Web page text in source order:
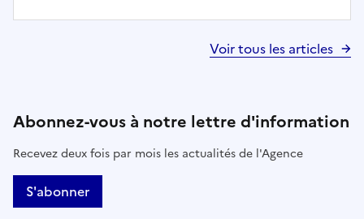
Voir tous les articles
Abonnez-vous à notre lettre d'information
Recevez deux fois par mois les actualités de l'Agence
S'abonner